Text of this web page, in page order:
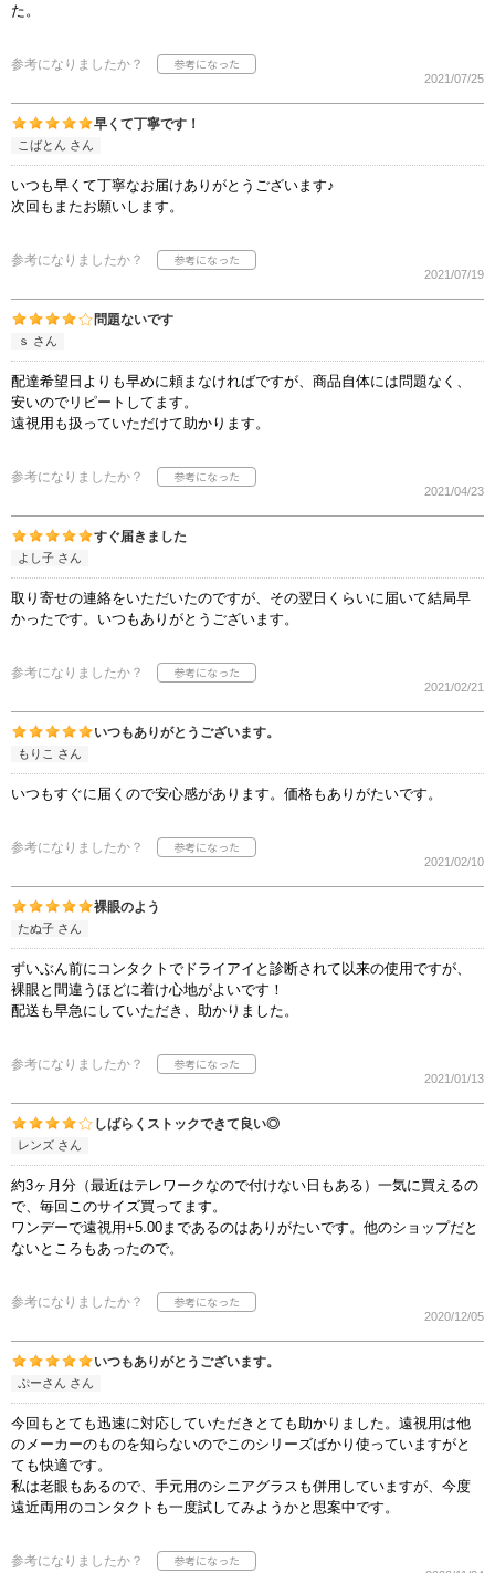
た。
参考になりましたか？
2021/07/25
早くて丁寧です！
こばとん さん
いつも早くて丁寧なお届けありがとうございます♪
次回もまたお願いします。
参考になりましたか？
2021/07/19
問題ないです
ｓ さん
配達希望日よりも早めに頼まなければですが、商品自体には問題なく、
安いのでリピートしてます。
遠視用も扱っていただけて助かります。
参考になりましたか？
2021/04/23
すぐ届きました
よし子 さん
取り寄せの連絡をいただいたのですが、その翌日くらいに届いて結局早
かったです。いつもありがとうございます。
参考になりましたか？
2021/02/21
いつもありがとうございます。
もりこ さん
いつもすぐに届くので安心感があります。価格もありがたいです。
参考になりましたか？
2021/02/10
裸眼のよう
たぬ子 さん
ずいぶん前にコンタクトでドライアイと診断されて以来の使用ですが、
裸眼と間違うほどに着け心地がよいです！
配送も早急にしていただき、助かりました。
参考になりましたか？
2021/01/13
しばらくストックできて良い◎
レンズ さん
約3ヶ月分（最近はテレワークなので付けない日もある）一気に買えるの
で、毎回このサイズ買ってます。
ワンデーで遠視用+5.00まであるのはありがたいです。他のショップだと
ないところもあったので。
参考になりましたか？
2020/12/05
いつもありがとうございます。
ぷーさん さん
今回もとても迅速に対応していただきとても助かりました。遠視用は他
のメーカーのものを知らないのでこのシリーズばかり使っていますがと
ても快適です。
私は老眼もあるので、手元用のシニアグラスも併用していますが、今度
遠近両用のコンタクトも一度試してみようかと思案中です。
参考になりましたか？